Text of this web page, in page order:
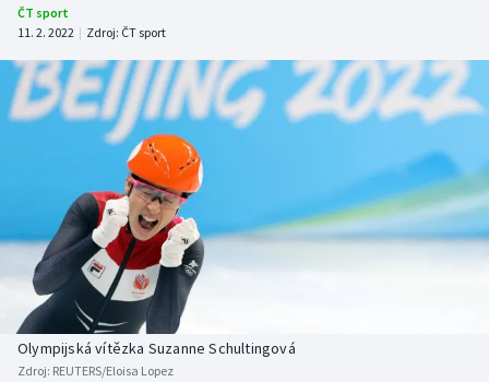
Atletika
Cyklistika
DALŠÍ SPORTY
Americký fotbal
Baseball a softbal
Basketbal
Biatlon
NEPŘEHLÉDNĚTE
Soutěže
Historické návraty
Aplikace ČT sport
ČT sport
11. 2. 2022 | Zdroj: ČT sport
Olympijská vítězka Suzanne Schultingová
Zdroj: REUTERS/Eloisa Lopez